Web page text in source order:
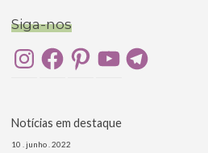
Siga-nos
InstagramFacebookPinterestYouTubeTelegram
Notícias em destaque
10 . junho . 2022